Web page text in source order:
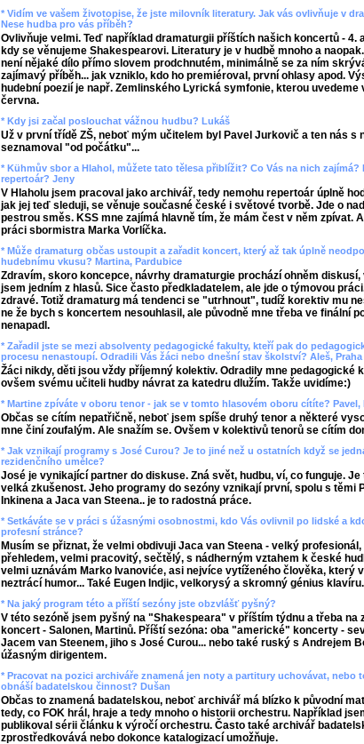
* Vidím ve vašem životopise, že jste milovník literatury. Jak vás ovlivňuje v
Nese hudba pro vás příběh?
Ovlivňuje velmi. Teď například dramaturgii příštích našich koncertů - 4.
kdy se věnujeme Shakespearovi. Literatury je v hudbě mnoho a
není nějaké dílo přímo slovem prodchnutém, minimálně se za ním
zajímavý příběh... jak vzniklo, kdo ho premiéroval, první ohlasy apod.
hudební poezií je např. Zemlinského Lyrická symfonie, kterou uvedeme
června.
* Kdy jsi začal poslouchat vážnou hudbu? Lukáš
Už v první třídě ZŠ, neboť mým učitelem byl Pavel Jurkovič a ten nás s
seznamoval "od počátku"...
* Kühmův sbor a Hlahol, můžete tato tělesa přiblížit? Co Vás na nich zajímá?
repertoár? Jeny
V Hlaholu jsem pracoval jako archivář, tedy nemohu repertoár úplně
jak jej teď sleduji, se věnuje současné české i světové tvorbě. Jde o
pestrou směs. KSS mne zajímá hlavně tím, že mám čest v něm zpívat.
práci sbormistra Marka Vorlíčka.
* Může dramaturg občas ustoupit a zařadit koncert, který až tak úplně
hudebnímu vkusu? Martina, Pardubice
Zdravím, skoro koncepce, návrhy dramaturgie prochází ohněm diskusí,
jsem jedním z hlasů. Sice často předkladatelem, ale jde o týmovou
zdravé. Totiž dramaturg má tendenci se "utrhnout", tudíž korektiv mu
ne že bych s koncertem nesouhlasil, ale původně mne třeba ve finální
nenapadl.
* Zařadil jste se mezi absolventy pedagogické fakulty, kteří pak do
procesu nenastoupí. Odradili Vás žáci nebo dnešní stav školství? Aleš, Praha
Žáci nikdy, děti jsou vždy příjemný kolektiv. Odradily mne pedagogické
ovšem svému učiteli hudby návrat za katedru dlužím. Takže uvidíme:)
* Martine zpíváte v oboru tenor - jak se v tomto hlasovém oboru cítíte? Pavel,
Občas se cítím nepatřičně, neboť jsem spíše druhý tenor a některé
mne činí zoufalým. Ale snažím se. Ovšem v kolektivů tenorů se cítím
* Jak vznikají programy s José Curou? Je to jiné než u ostatních když se
rezidenčního umělce?
José je vynikající partner do diskuse. Zná svět, hudbu, ví, co funguje. Je
velká zkušenost. Jeho programy do sezóny vznikají první, spolu s těmi
Inkinena a Jaca van Steena.. je to radostná práce.
* Setkáváte se v práci s úžasnými osobnostmi, kdo Vás ovlivnil po lidské a
profesní stránce?
Musím se přiznat, že velmi obdivuji Jaca van Steena - velký
přehledem, velmi pracovitý, sečtělý, s nádherným vztahem k české
velmi uznávám Marko Ivanoviće, asi nejvíce vytíženého člověka, který
neztrácí humor... Také Eugen Indjic, velkorysý a skromný génius klavíru.
* Na jaký program této a příští sezóny jste obzvlášť pyšný?
V této sezóně jsem pyšný na "Shakespeara" v příštím týdnu a třeba na
koncert - Salonen, Martinů. Příští sezóna: oba "americké" koncerty -
Jacem van Steenem, jiho s José Curou... nebo také ruský s Andrejem
úžasným dirigentem.
* Pracovat na pozici archiváře znamená jen noty a partitury uchovávat, nebo
obnáší badatelskou činnost? Dušan
Občas to znamená badatelskou, neboť archivář má blízko k původní
tedy, co FOK hrál, hraje a tedy mnoho o historii orchestru. Například
publikoval sérii článku k výročí orchestru. Často také archivář
zprostředkovává nebo dokonce katalogizací umožňuje.